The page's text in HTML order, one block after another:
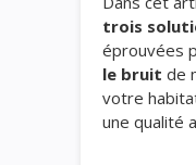
trois
éprouvées
le bruit de
votre
une qualité